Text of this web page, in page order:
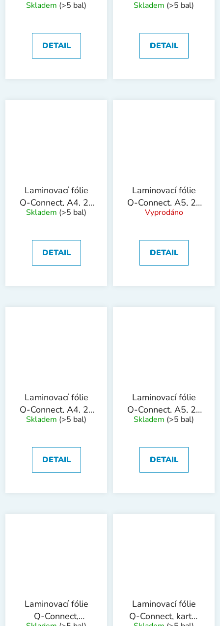
80 mic, 100 ks
Skladem (>5 bal)
DETAIL
125 mic, 100 ks
Skladem (>5 bal)
DETAIL
Laminovací fólie
Q-Connect, A4, 2x
80 mic, 100 ks
Skladem (>5 bal)
DETAIL
Laminovací fólie
Q-Connect, A5, 2x
125 mic, 100 ks
Vyprodáno
DETAIL
Laminovací fólie
Q-Connect, A4, 2x
125 mic, 25 ks
Skladem (>5 bal)
DETAIL
Laminovací fólie
Q-Connect, A5, 2x
80 mic, 100 ks
Skladem (>5 bal)
DETAIL
Laminovací fólie
Q-Connect,
Laminovací fólie
Q-Connect, karta,